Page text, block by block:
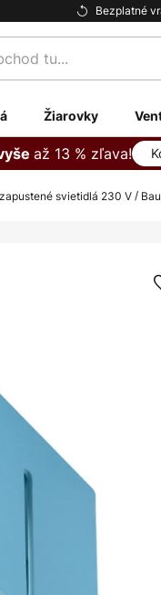
Bezplatné
Žiarovky
až 13 % zľava!
svietidlá 230 V